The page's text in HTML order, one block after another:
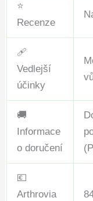
⭐
Recenze
🩹
Vedlejší
účinky
🚚
Informace
o doručení
💶
Arthrovia